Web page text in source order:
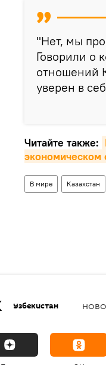
"Нет, мы
Говорили о
отношений
уверен в
Читайте также:
экономическом
В мире Казахстан
Узбекистан